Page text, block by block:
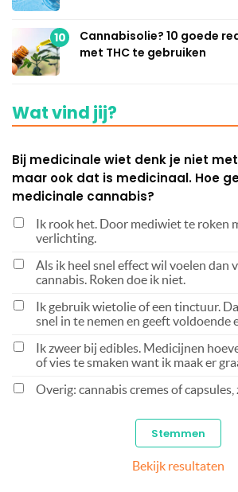
10
Cannabisolie? 10 goede
met THC te gebruiken
Wat vind jij?
Bij medicinale wiet denk je niet
maar ook dat is medicinaal. Hoe
medicinale cannabis?
Ik rook het. Door mediwiet te roken
verlichting.
Als ik heel snel effect wil voelen dan
cannabis. Roken doe ik niet.
Ik gebruik wietolie of een tinctuur.
snel in te nemen en geeft voldoende
Ik zweer bij edibles. Medicijnen
of vies te smaken want ik maak er
Overig: cannabis cremes of
Bekijk resultaten